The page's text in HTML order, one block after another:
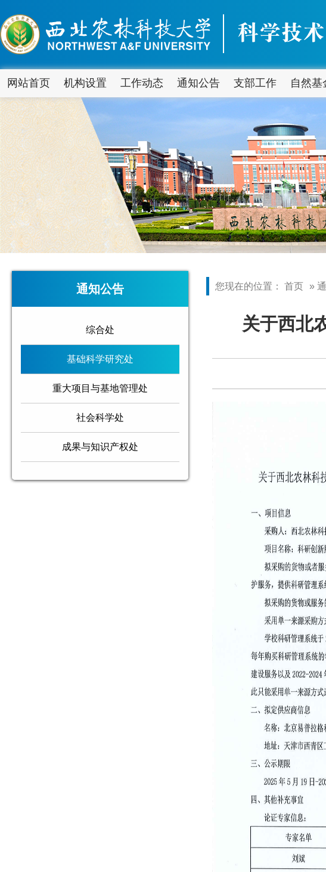
网站首页 机构设置 工作动态 通知公告 支部工作 自然基
通知公告
综合处
基础科学研究处
重大项目与基地管理处
社会科学处
成果与知识产权处
您现在的位置： 首页 »
关于西北